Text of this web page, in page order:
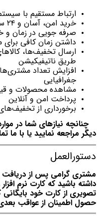
ارتباط مستقیم با
خرید امن، آسان و ۲۴ ساعته
صرفه جویی در زمان و
داشتن زمان کافی
ارسال تخفیف‌ها،
طریق ناتیفیکیشن
افزایش تعداد
جغرافیایی
مشاهده محصولات و
پرداخت امن و آنلاین
برخورداری از
چنانچه نیازهای شما در
دیگر مراجعه نمایید یا با ما
دستورالعمل
مشتری گرامی پس از
داشته باشید که کارت نرم
تصویری از کارت خود
حصول اطمینان از عواقب